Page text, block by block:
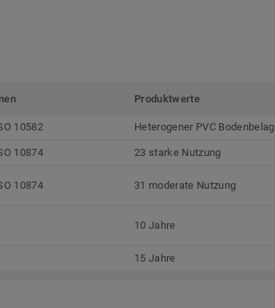
Produktwerte
10582 Heterogener PVC Bodenbelag
10874 23 starke Nutzung
10874 31 moderate Nutzung
10 Jahre
15 Jahre